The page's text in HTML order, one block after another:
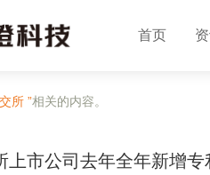
首页
所 ”相关的内容。
上市公司去年全年新增专